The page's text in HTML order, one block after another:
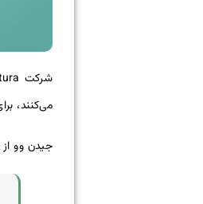
می‌کنند،
جیدن وو از